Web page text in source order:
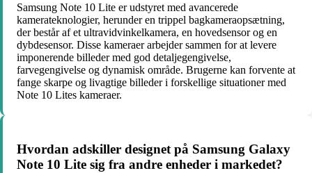
Samsung Note 10 Lite er udstyret med avancerede
kamerateknologier, herunder en trippel bagkameraopsætning,
der består af et ultravidvinkelkamera, en hovedsensor og en
dybdesensor. Disse kameraer arbejder sammen for at levere
imponerende billeder med god detaljegengivelse,
farvegengivelse og dynamisk område. Brugerne kan forvente at
fange skarpe og livagtige billeder i forskellige situationer med
Note 10 Lites kameraer.
Hvordan adskiller designet på Samsung Galaxy
Note 10 Lite sig fra andre enheder i markedet?